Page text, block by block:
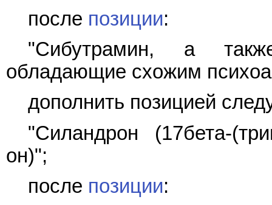
после позиции:
"Сибутрамин, а
обладающие схожим
дополнить позицией
"Силандрон (17бета-
он)";
после позиции: